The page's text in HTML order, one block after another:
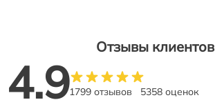
Отзывы клиентов
4.91799 отзывов 5358 оценок